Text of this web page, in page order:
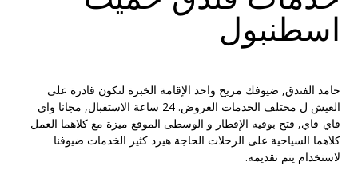
اسطنبول
حامد الفندق, ضيوفك مريح واحد الإقامة الخبرة لتكون قادرة على
العيش ل مختلف الخدمات العروض.24 ساعة الاستقبال, مجانا واي
فاي-فاي, فتح بوفيه الإفطار و الوسطى الموقع ميزة معكلاهما العمل
كلاهما السياحية على الرحلات الحاجةهيردكثير الخدمات ضيوفنا
لاستخدام يتم تقديمه.